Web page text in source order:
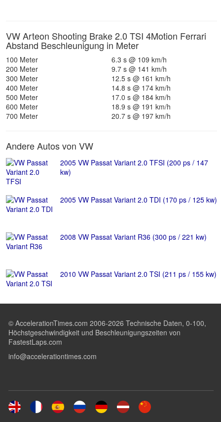
VW Arteon Shooting Brake 2.0 TSI 4Motion Ferrari
Abstand Beschleunigung in Meter
100 Meter
6.3 s @ 109 km/h
200 Meter
9.7 s @ 141 km/h
300 Meter
12.5 s @ 161 km/h
400 Meter
14.8 s @ 174 km/h
500 Meter
17.0 s @ 184 km/h
600 Meter
18.9 s @ 191 km/h
700 Meter
20.7 s @ 197 km/h
Andere Autos von VW
2005 VW Passat Variant 2.0 TFSI (200 ps / 147
kw)
2005 VW Passat Variant 2.0 TDI (170 ps / 125 kw)
2008 VW Passat Variant R36 (300 ps / 221 kw)
2010 VW Passat Variant 2.0 TSI (211 ps / 155 kw)
© AccelerationTimes.com 2006-2026 Technische Daten, 0-100,
Höchstgeschwindigkeit und Beschleunigungszeiten von
FastestLaps.com
info@accelerationtimes.com